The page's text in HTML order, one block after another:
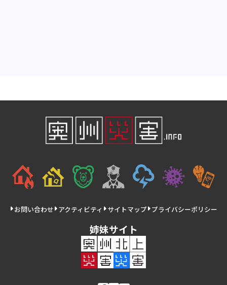
お問い合わせ アクティビティ サイトマップ プライバシーポリシー
姉妹サイト